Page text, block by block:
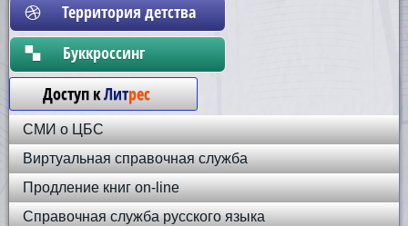
Территория детства
Бyккpoccинг
Доступ кЛитрес
СМИ о ЦБС
Виртуальная справочная служба
Продление книг on-line
Справочная служба русского языка